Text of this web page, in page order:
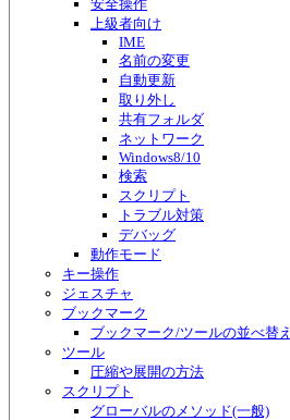
安全操作
上級者向け
IME
名前の変更
自動更新
取り外し
共有フォルダ
ネットワーク
Windows8/10
検索
スクリプト
トラブル対策
デバッグ
動作モード
キー操作
ジェスチャ
ブックマーク
ブックマーク/ツールの並べ替え
ツール
圧縮や展開の方法
スクリプト
グローバルのメソッド(一般)